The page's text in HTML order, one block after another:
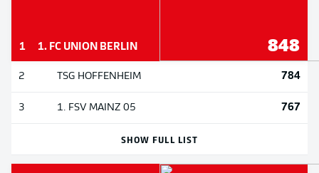
1 1. FC UNION BERLIN 848
2 TSG HOFFENHEIM 784
3 1. FSV MAINZ 05 767
SHOW FULL LIST